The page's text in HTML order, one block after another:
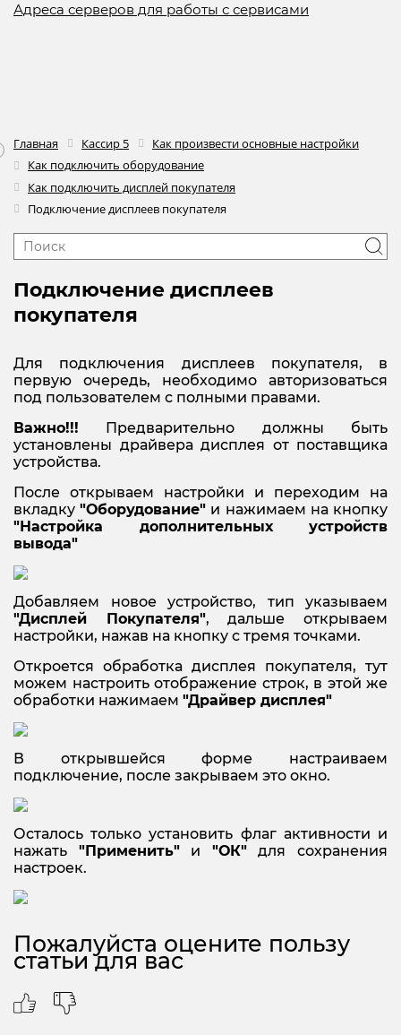
Адреса серверов для работы с сервисами
Главная Кассир 5
Как произвести основные настройки
Как подключить оборудование
Как подключить дисплей покупателя
Подключение дисплеев покупателя
Подключение дисплеев
покупателя
Для подключения дисплеев покупателя, в
первую очередь, необходимо авторизоваться
под пользователем с полными правами.
Важно!!! Предварительно должны быть
установлены драйвера дисплея от поставщика
устройства.
После открываем настройки и переходим на
вкладку"Оборудование" и нажимаем на кнопку
"Настройка дополнительных устройств
вывода"
Добавляем новое устройство, тип указываем
"Дисплей Покупателя", дальше открываем
настройки, нажав на кнопку с тремя точками.
Откроется обработка дисплея покупателя, тут
можем настроить отображение строк, в этой же
обработки нажимаем "Драйвер дисплея"
В открывшейся форме настраиваем
подключение, после закрываем это окно.
Осталось только установить флаг активности и
нажать "Применить"и "ОК"для сохранения
настроек.
Пожалуйста оцените пользу
статьи для вас